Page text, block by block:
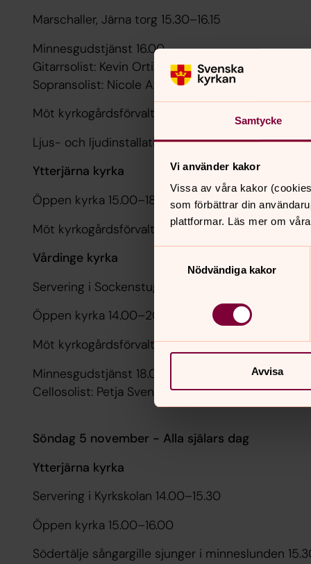
Samtycke
Vi använder kakor
Vissa av våra kakor
som förbättrar din
plattformar. Läs mer om
Nödvändiga kakor
Avvisa
Marschaller, Järna torg 15.30–16.15
Minnesgudstjänst 16.00
Gitarrsolist: Kevin Ortiz Martinez
Sopransolist: Nicole Axelson
Möt kyrkogårdsförvaltningen och ställ frågor
Ljus- och ljudinstallation på kyrkogården
Ytterjärna kyrka
Öppen kyrka 15.00–18.00
Möt kyrkogårdsförvaltningen och ställ frågor
Vårdinge kyrka
Servering i Sockenstugan 14.00–18.00
Öppen kyrka 14.00–20.00
Möt kyrkogårdsförvaltningen och ställ frågor
Minnesgudstjänst 18.00
Cellosolist: Petja Svensson
Söndag 5 november - Alla själars dag
Ytterjärna kyrka
Servering i Kyrkskolan 14.00–15.30
Öppen kyrka 15.00–16.00
Södertälje sångargille sjunger i minneslunden